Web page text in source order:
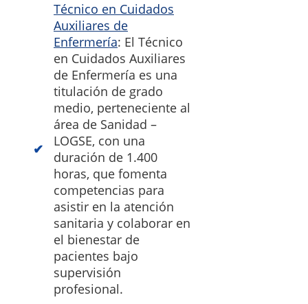
Técnico en Cuidados
Auxiliares de
Enfermería: El Técnico
en Cuidados Auxiliares
de Enfermería es una
titulación de grado
medio, perteneciente al
área de Sanidad –
LOGSE, con una
duración de 1.400
horas, que fomenta
competencias para
asistir en la atención
sanitaria y colaborar en
el bienestar de
pacientes bajo
supervisión
profesional.